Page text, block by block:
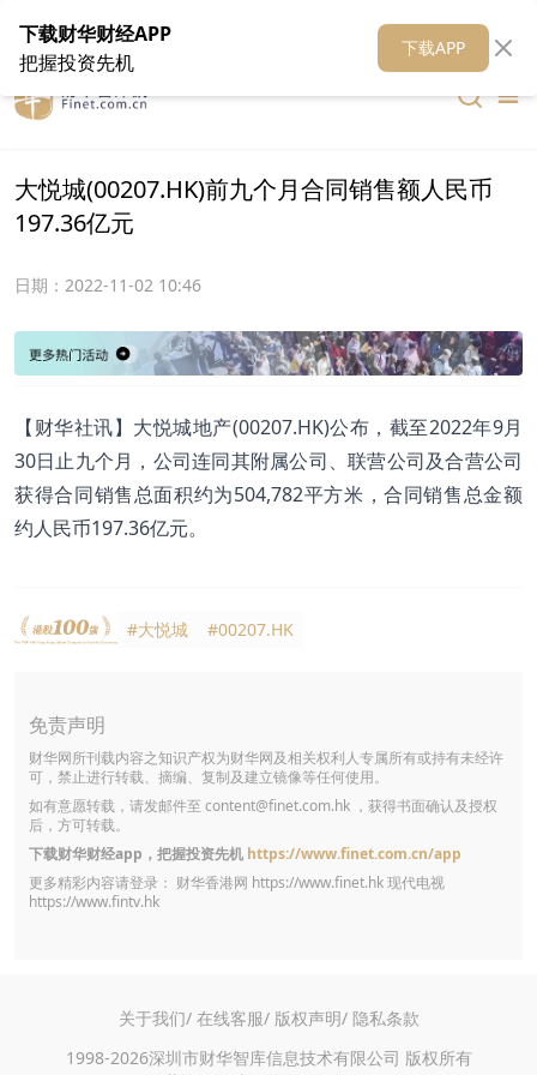
在线客服 关于我们 财华媒体矩阵 财华智库
大悦城(00207.HK)前九个月合同销售额人民币
197.36亿元
日期： 2022-11-02 10:46
【财华社讯】大悦城地产(00207.HK)公布，截至2022年9月
30日止九个月，公司连同其附属公司、联营公司及合营公司
获得合同销售总面积约为504,782平方米，合同销售总金额
约人民币197.36亿元。
#大悦城 #00207.HK
免责声明
财华网所刊载内容之知识产权为财华网及相关权利人专属所有或持有未经许
可，禁止进行转载、摘编、复制及建立镜像等任何使用。
如有意愿转载，请发邮件至 content@finet.com.hk ，获得书面确认及授权
后，方可转载。
下载财华财经app，把握投资先机 https://www.finet.com.cn/app
更多精彩内容请登录： 财华香港网 https://www.finet.hk现代电视
https://www.fintv.hk
关于我们/ 在线客服/ 版权声明/ 隐私条款
1998-2026深圳市财华智库信息技术有限公司 版权所有
下载财华财经APP
把握投资先机
下载APP